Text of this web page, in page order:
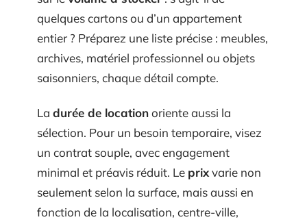
quelques cartons ou d’un appartement
entier ? Préparez une liste précise : meubles,
archives, matériel professionnel ou objets
saisonniers, chaque détail compte.
La durée de locationoriente aussi la
sélection. Pour un besoin temporaire, visez
un contrat souple, avec engagement
minimal et préavis réduit. Le prixvarie non
seulement selon la surface, mais aussi en
fonction de la localisation, centre-ville,